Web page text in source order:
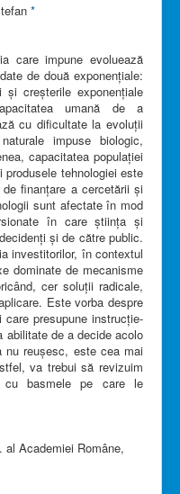
*
care impune evoluează
de două exponențiale:
și creșterile exponențiale
umană de a
cu dificultate la evoluții
impuse biologic,
capacitatea populației
tehnologiei este
finanțare a cercetării și
sunt afectate în mod
în care știința și
și de către public.
investitorilor, în contextul
dominate de mecanisme
cer soluții radicale,
Este vorba despre
presupune instrucție-
abilitate de a decide acolo
nu reușesc, este cea mai
va trebui să revizuim
cu basmele pe care le
Academiei Române,